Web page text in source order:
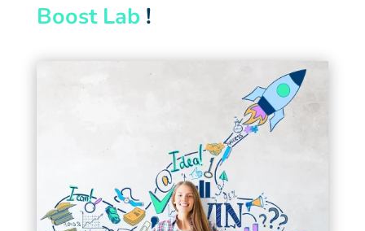
Boost Lab!